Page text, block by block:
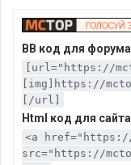
BB код для
[url="https://
[img]https://
[/url]
Html код для
<a href="https://
src="https://